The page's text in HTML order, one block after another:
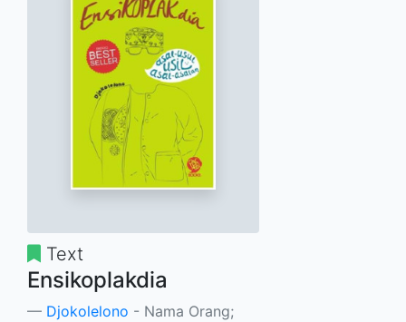
Text
Ensikoplakdia
Djokolelono - Nama Orang;